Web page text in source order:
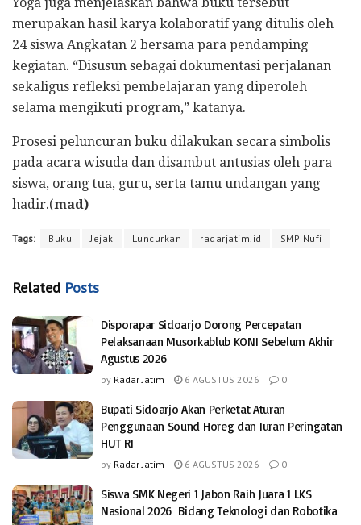
Yoga juga menjelaskan bahwa buku tersebut
merupakan hasil karya kolaboratif yang ditulis oleh
24 siswa Angkatan 2 bersama para pendamping
kegiatan. “Disusun sebagai dokumentasi perjalanan
sekaligus refleksi pembelajaran yang diperoleh
selama mengikuti program,” katanya.
Prosesi peluncuran buku dilakukan secara simbolis
pada acara wisuda dan disambut antusias oleh para
siswa, orang tua, guru, serta tamu undangan yang
hadir.(mad)
Tags: Buku Jejak Luncurkan radarjatim.id SMP Nufi
Related Posts
Disporapar Sidoarjo Dorong Percepatan
Pelaksanaan Musorkablub KONI Sebelum Akhir
Agustus 2026
by Radar Jatim 6 AGUSTUS 2026 0
Bupati Sidoarjo Akan Perketat Aturan
Penggunaan Sound Horeg dan Iuran Peringatan
HUT RI
by Radar Jatim 6 AGUSTUS 2026 0
Siswa SMK Negeri 1 Jabon Raih Juara 1 LKS
Nasional 2026 Bidang Teknologi dan Robotika